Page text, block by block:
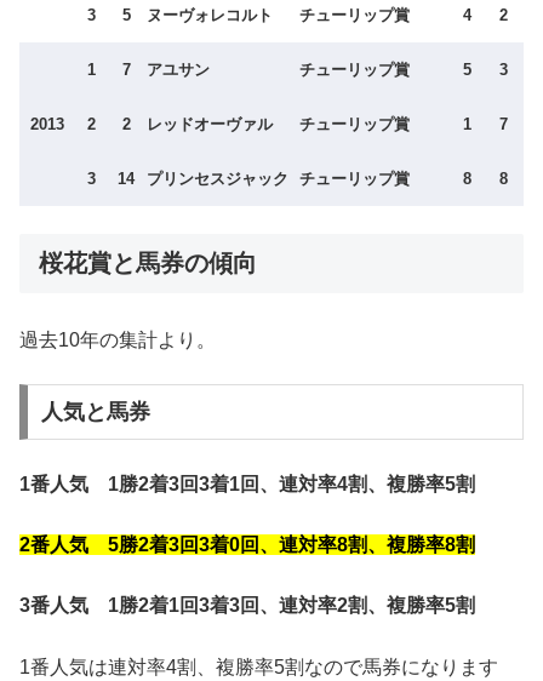
3 5 ヌーヴォレコルト チューリップ賞 4 2
2013
1 7 アユサン チューリップ賞 5 3
2 2 レッドオーヴァル チューリップ賞 1 7
3 14 プリンセスジャック チューリップ賞 8 8
桜花賞と馬券の傾向
過去10年の集計より。
人気と馬券
1番人気 1勝2着3回3着1回、連対率4割、複勝率5割
2番人気 5勝2着3回3着0回、連対率8割、複勝率8割
3番人気 1勝2着1回3着3回、連対率2割、複勝率5割
1番人気は連対率4割、複勝率5割なので馬券になります